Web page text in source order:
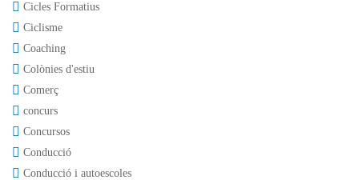
Cicles Formatius
Ciclisme
Coaching
Colònies d'estiu
Comerç
concurs
Concursos
Conducció
Conducció i autoescoles